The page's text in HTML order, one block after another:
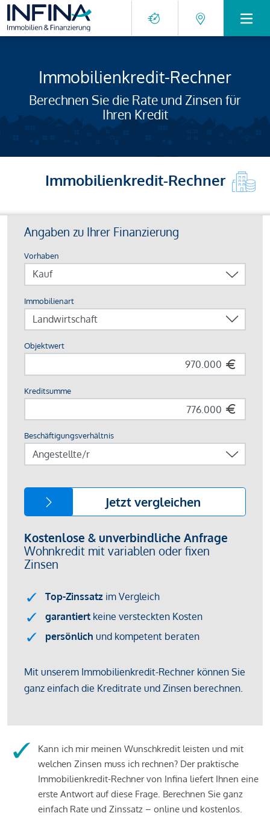
Immobilienkredit-Rechner
Berechnen Sie die Rate und Zinsen für
Ihren Kredit
Immobilienkredit-Rechner
Kann ich mir meinen Wunschkredit leisten und mit
welchen Zinsen muss ich rechnen? Der praktische
Immobilienkredit-Rechner von Infina liefert Ihnen eine
erste Antwort auf diese Frage. Berechnen Sie ganz
einfach Rate und Zinssatz – online und kostenlos.